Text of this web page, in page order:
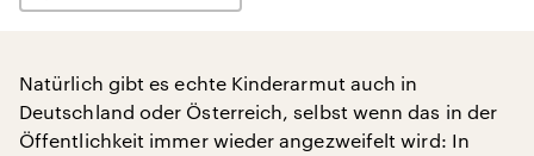
Natürlich gibt es echte Kinderarmut auch in
Deutschland oder Österreich, selbst wenn das in der
Öffentlichkeit immer wieder angezweifelt wird: In